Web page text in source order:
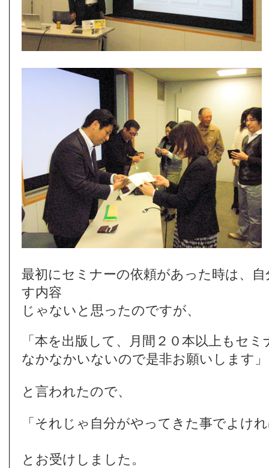
最初にセミナーの依頼があった時は、
す内容
じゃないと思ったのですが、
「本を出版して、月間２０本以上もセ
なかなかいないので是非お願いします」
と言われたので、
「 それじゃ自分がやってきた事でよけ
とお受けしました。